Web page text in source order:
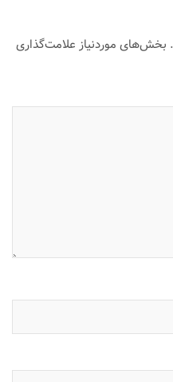
بخش‌های موردنیاز علامت‌گذاری